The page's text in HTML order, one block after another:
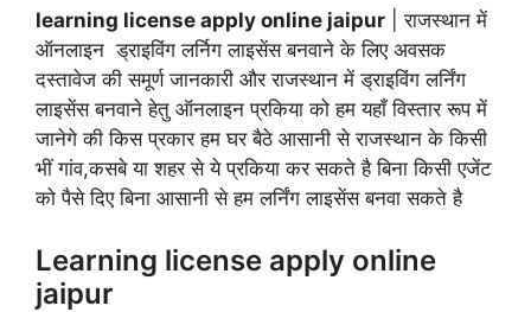
learning license apply online jaipur | राजस्थान में
ऑनलाइन ड्राइविंग लर्निग लाइसेंस बनवाने के लिए अवसक
दस्तावेज की समूर्ण जानकारी और राजस्थान में ड्राइविंग लर्निंग
लाइसेंस बनवाने हेतु ऑनलाइन प्रकिया को हम यहाँ विस्तार रूप में
जानेगे की किस प्रकार हम घर बैठे आसानी से राजस्थान के किसी
भीं गांव,कसबे या शहर से ये प्रकिया कर सकते है बिना किसी एजेंट
को पैसे दिए बिना आसानी से हम लर्निंग लाइसेंस बनवा सकते है
Learning license apply online
jaipur